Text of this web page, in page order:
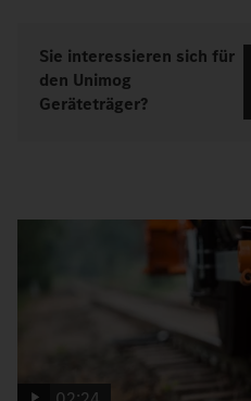
Sie interessieren sich für
den Unimog
Geräteträger?